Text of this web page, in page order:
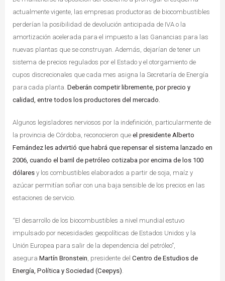
actualmente vigente, las empresas productoras de biocombustibles
perderían la posibilidad de devolución anticipada de IVA o la
amortización acelerada para el impuesto a las Ganancias para las
nuevas plantas que se construyan. Además, dejarían de tener un
sistema de precios regulados por el Estado y el otorgamiento de
cupos discrecionales que cada mes asigna la Secretaría de Energía
para cada planta. Deberán competir libremente, por precio y
calidad, entre todos los productores del mercado.
Algunos legisladores nerviosos por la indefinición, particularmente de
la provincia de Córdoba, reconocieron que el presidente Alberto
Fernández les advirtió que habrá que repensar el sistema lanzado en
2006, cuando el barril de petróleo cotizaba por encima de los 100
dólares y los combustibles elaborados a partir de soja, maíz y
azúcar permitían soñar con una baja sensible de los precios en las
estaciones de servicio.
“El desarrollo de los biocombustibles a nivel mundial estuvo
impulsado por necesidades geopolíticas de Estados Unidos y la
Unión Europea para salir de la dependencia del petróleo”,
asegura Martín Bronstein , presidente del Centro de Estudios de
Energía, Política y Sociedad (Ceepys)